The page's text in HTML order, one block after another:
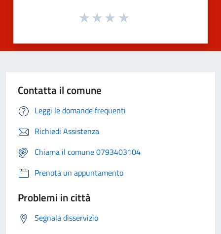
Contatta il comune
Leggi le domande frequenti
Richiedi Assistenza
Chiama il comune 0793403104
Prenota un appuntamento
Problemi in città
Segnala disservizio